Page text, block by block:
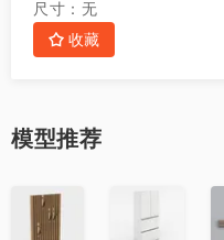
尺寸： 无
收藏
模型推荐
藏